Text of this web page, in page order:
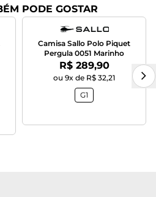
PODE GOSTAR
Camisa Sallo Polo Piquet
Pergula 0051 Marinho
Por:
R$ 289,90
ou 9x de R$ 32,21
G1